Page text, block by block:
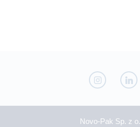
Novo-Pak Sp. z